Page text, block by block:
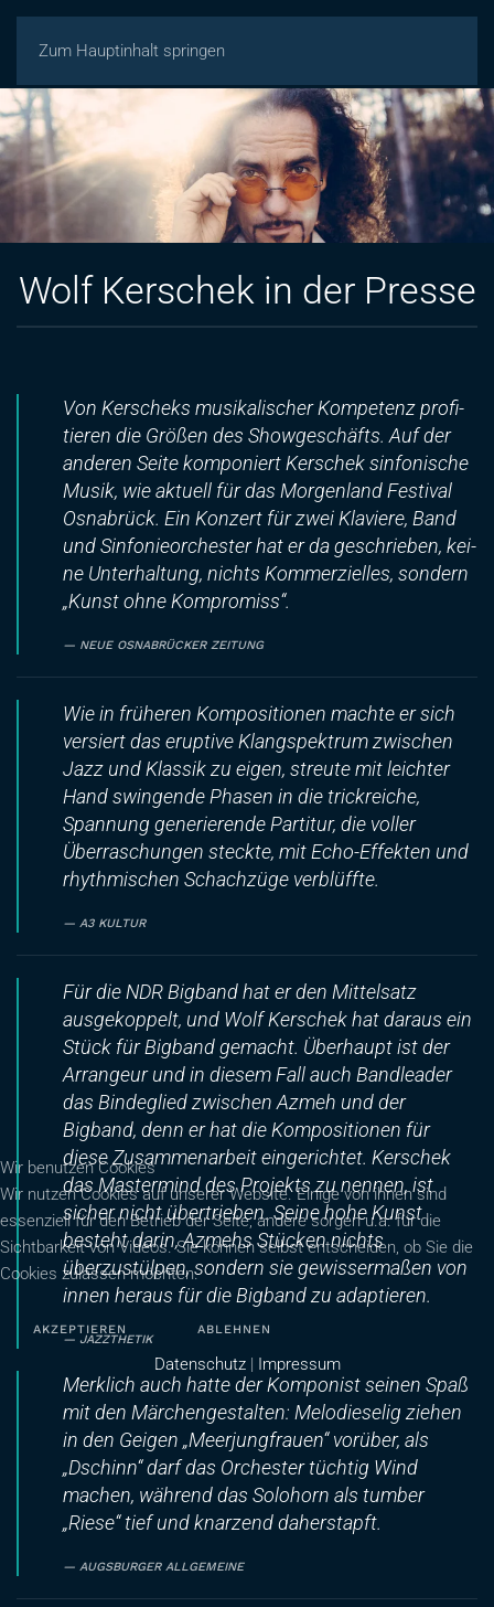
Zum Hauptinhalt springen
Wolf Kerschek in der Presse
Von Ker­scheks mu­si­ka­li­scher Kom­pe­tenz pro­fi­
tie­ren die Grö­ßen des Show­ge­schäfts. Auf der
an­de­ren Sei­te kom­po­niert Ker­schek sin­fo­ni­sche
Mu­sik, wie ak­tu­ell für das Mor­gen­land Fes­ti­val
Os­na­brück. Ein Kon­zert für zwei Kla­vie­re, Band
und Sin­fo­nie­or­ches­ter hat er da ge­schrie­ben, kei­
ne Un­ter­hal­tung, nichts Kom­mer­zi­el­les, son­dern
„Kunst oh­ne Kompromiss“.
NEUE OSNABRÜCKER ZEITUNG
Wie in früheren Kompositionen machte er sich
versiert das eruptive Klangspektrum zwischen
Jazz und Klassik zu eigen, streute mit leichter
Hand swingende Phasen in die trickreiche,
Spannung generierende Partitur, die voller
Überraschungen steckte, mit Echo-Effekten und
rhythmischen Schachzüge verblüffte.
A3 KULTUR
Für die NDR Bigband hat er den Mittelsatz
ausgekoppelt, und Wolf Kerschek hat daraus ein
Stück für Bigband gemacht. Überhaupt ist der
Arrangeur und in diesem Fall auch Bandleader
das Bindeglied zwischen Azmeh und der
Bigband, denn er hat die Kompositionen für
diese Zusammenarbeit eingerichtet. Kerschek
das Mastermind des Projekts zu nennen, ist
sicher nicht übertrieben. Seine hohe Kunst
besteht darin, Azmehs Stücken nichts
überzustülpen, sondern sie gewissermaßen von
innen heraus für die Bigband zu adaptieren.
JAZZTHETIK
Merklich auch hatte der Komponist seinen Spaß
mit den Märchengestalten: Melodieselig ziehen
in den Geigen „Meerjungfrauen“ vorüber, als
„Dschinn“ darf das Orchester tüchtig Wind
machen, während das Solohorn als tumber
„Riese“ tief und knarzend daherstapft.
AUGSBURGER ALLGEMEINE
Wir benutzen Cookies
Wir nutzen Cookies auf unserer Website. Einige von ihnen sind
essenziell für den Betrieb der Seite, andere sorgen u.a. für die
Sichtbarkeit von Videos. Sie können selbst entscheiden, ob Sie die
Cookies zulassen möchten.
AKZEPTIEREN ABLEHNEN
Datenschutz| Impressum